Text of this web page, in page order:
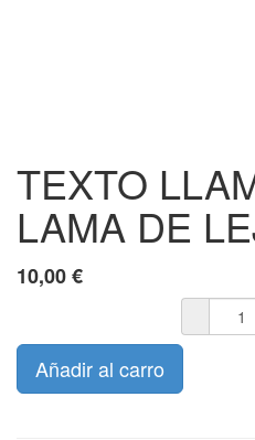
TEXTO
LAMA DE
10,00€
Añadir al carro